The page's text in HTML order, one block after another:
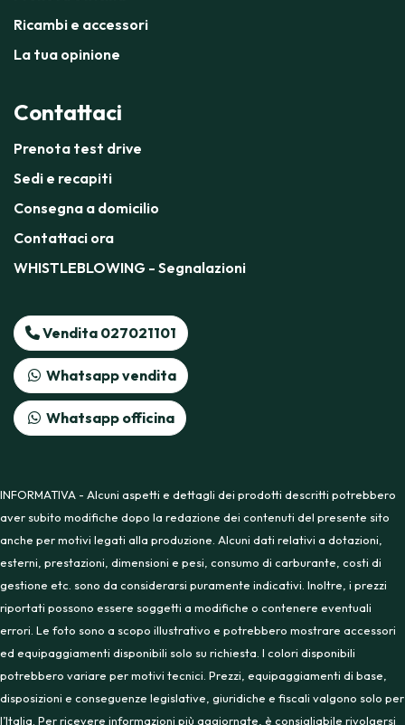
Ricambi e accessori
La tua opinione
Contattaci
Prenota test drive
Sedi e recapiti
Consegna a domicilio
Contattaci ora
WHISTLEBLOWING - Segnalazioni
Vendita 027021101
Whatsapp vendita
Whatsapp officina
INFORMATIVA - Alcuni aspetti e dettagli dei prodotti descritti potrebbero
aver subito modifiche dopo la redazione dei contenuti del presente sito
anche per motivi legati alla produzione. Alcuni dati relativi a dotazioni,
esterni, prestazioni, dimensioni e pesi, consumo di carburante, costi di
gestione etc. sono da considerarsi puramente indicativi. Inoltre, i prezzi
riportati possono essere soggetti a modifiche o contenere eventuali
errori. Le foto sono a scopo illustrativo e potrebbero mostrare accessori
ed equipaggiamenti disponibili solo su richiesta. I colori disponibili
potrebbero variare per motivi tecnici. Prezzi, equipaggiamenti di base,
disposizioni e conseguenze legislative, giuridiche e fiscali valgono solo per
l’Italia. Per ricevere informazioni più aggiornate, è consigliabile rivolgersi